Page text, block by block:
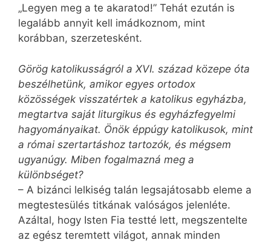
„Legyen meg a te akaratod!” Tehát ezután is
legalább annyit kell imádkoznom, mint
korábban, szerzetesként.
Görög katolikusságról a XVI. század közepe óta
beszélhetünk, amikor egyes ortodox
közösségek visszatértek a katolikus egyházba,
megtartva saját liturgikus és egyházfegyelmi
hagyományaikat. Önök éppúgy katolikusok, mint
a római szertartáshoz tartozók, és mégsem
ugyanúgy. Miben fogalmazná meg a
különbséget?
– A bizánci lelkiség talán legsajátosabb eleme a
megtestesülés titkának valóságos jelenléte.
Azáltal, hogy Isten Fia testté lett, megszentelte
az egész teremtett világot, annak minden